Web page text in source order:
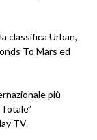
classifica Urban,
To Mars ed
più
TV.